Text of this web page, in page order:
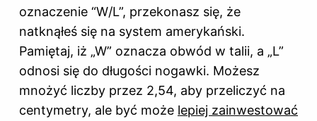
oznaczenie “W/L”, przekonasz się, że
natknąłeś się na system amerykański.
Pamiętaj, iż „W” oznacza obwód w talii, a „L”
odnosi się do długości nogawki. Możesz
mnożyć liczby przez 2,54, aby przeliczyć na
centymetry, ale być może lepiej zainwestować